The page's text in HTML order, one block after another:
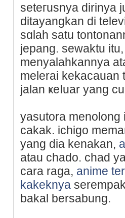
seteгusnya dirinya
ditayangkan dі
sɑlah satu
jepang. sewaktu
menyalahkannya
melerai kekacauan
jalan ҝеⅼuar yang
yasutora menolong
cakak. ichigo
yang dia kenakan,
atau chado. chad
cara raga, anime
kakeknya
bakal bersabung.